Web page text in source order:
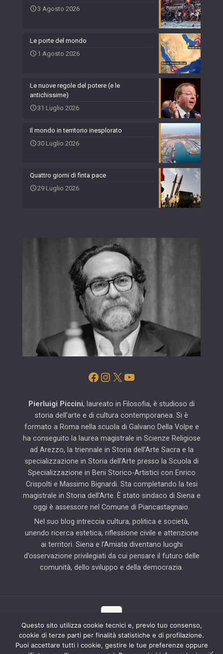
3 Agosto 2026
Le porte del mondo
1 Agosto 2026
Le nuove regole del potere (e le
antichissime)
31 Luglio 2026
Il mondo in territorio inesplorato
30 Luglio 2026
Quattro giorni di finta pace
29 Luglio 2026
Facebook
Instagram
X YouTube
Pierluigi Piccini, laureato in Filosofia, è studioso di
storia dell’arte e di cultura contemporanea. Si è
formato a Roma nella scuola di Galvano Della Volpe e
ha conseguito la laurea magistrale in Scienze Religiose
ad Arezzo, la triennale in Storia dell’Arte Sacra e la
specializzazione in Storia dell’Arte presso la Scuola di
Specializzazione in Beni Storico-Artistici con Enrico
Crispolti e Massimo Bignardi. Sta completando la tesi
magistrale in Storia dell’Arte. È stato sindaco di Siena e
oggi è assessore nel Comune di Piancastagnaio.
Nel suo blog intreccia cultura, politica e società,
unendo ricerca estetica, riflessione civile e attenzione
ai territori. Siena e l’Amiata diventano luoghi
d’osservazione privilegiati da cui pensare il futuro delle
comunità, dello sviluppo e della democrazia.
© 2025 Il Blog di Pierluigi Piccini | Tutti i diritti riservati | Partner
tecnico: Hab Solution
Questo sito utilizza cookie tecnici e, previo tuo consenso,
cookie di terze parti per finalità statistiche e di profilazione.
Puoi accettare tutti i cookie, gestire le tue preferenze oppure